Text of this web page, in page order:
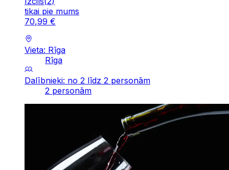
tikai pie mums
70,99 €
Vieta: Rīga
Rīga
Dalībnieki: no 2 līdz 2 personām
2 personām